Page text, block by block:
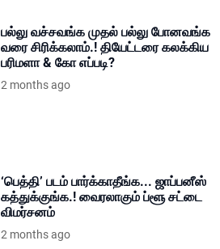
பல்லு வச்சவங்க முதல் பல்லு போனவங்க
வரை சிரிக்கலாம்.! தியேட்டரை கலக்கிய
பரிமளா & கோ எப்படி?
2 months ago
‘பெத்தி’ படம் பார்க்காதீங்க... ஜாப்பனீஸ்
கத்துக்குங்க.! வைரலாகும் ப்ளூ சட்டை
விமர்சனம்
2 months ago